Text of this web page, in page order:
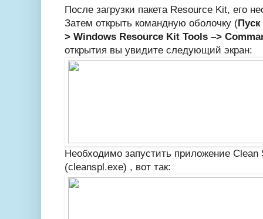
После загрузки пакета Resource Kit, его
Затем открыть командную оболочку (
> Windows Resource Kit Tools –>
открытия вы увидите следующий экран:
Необходимо запустить приложение Clean
(cleanspl.exe) , вот так: